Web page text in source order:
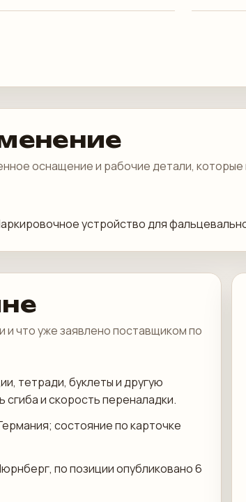
оснащение и рабочие детали,
устройство для
и что уже заявлено поставщиком по
тетради, буклеты и другую
и скорость переналадки.
состояние по карточке
по позиции опубликовано 6